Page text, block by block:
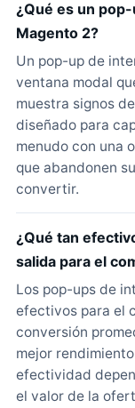
¿Qué es un
Magento 2?
Un pop-up de
ventana modal
muestra signos
diseñado para
menudo con una
que abandonen
convertir.
¿Qué tan
salida para el
Los pop-ups de
efectivos para el
conversión
mejor
efectividad
el valor de la